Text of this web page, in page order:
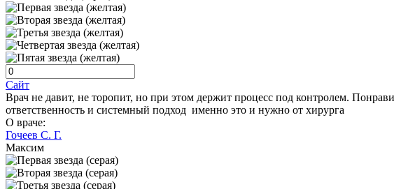
Сайт
Врач не давит, не торопит, но при этом держит процесс под контролем.
ответственность и системный подход именно это и нужно от хирурга
О враче:
Гочеев С. Г.
Максим